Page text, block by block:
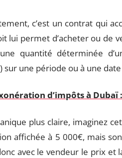
c’est un contrat qui
lui permet d’acheter ou de
quantité déterminée
une période ou à une
d’impôts à Dubaï
plus claire, imaginez
affichée à 5 000€, mais
avec le vendeur le prix